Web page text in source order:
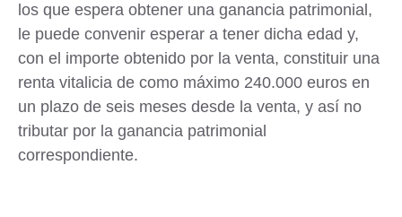
los que espera obtener una ganancia patrimonial,
le puede convenir esperar a tener dicha edad y,
con el importe obtenido por la venta, constituir una
renta vitalicia de como máximo 240.000 euros en
un plazo de seis meses desde la venta, y así no
tributar por la ganancia patrimonial
correspondiente.